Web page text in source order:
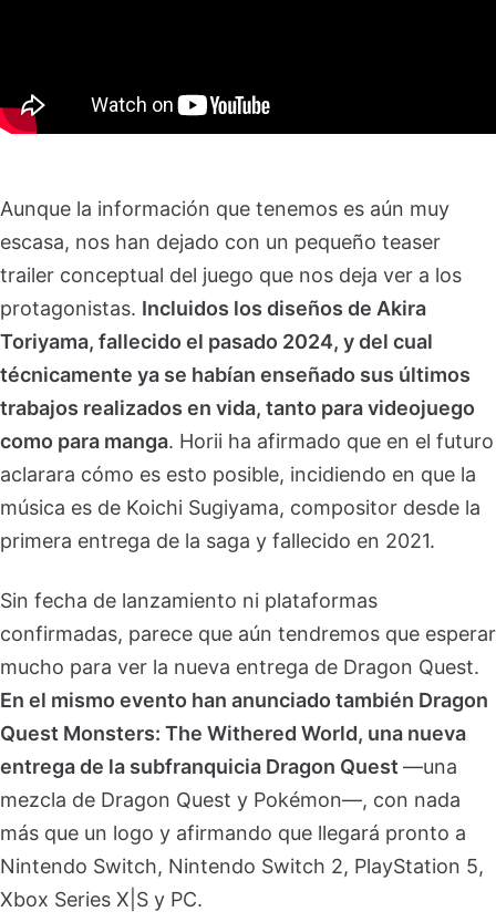
Aunque la información que tenemos es aún muy
escasa, nos han dejado con un pequeño teaser
trailer conceptual del juego que nos deja ver a los
protagonistas. Incluidos los diseños de Akira
Toriyama, fallecido el pasado 2024, y del cual
técnicamente ya se habían enseñado sus últimos
trabajos realizados en vida, tanto para videojuego
como para manga. Horii ha afirmado que en el futuro
aclarara cómo es esto posible, incidiendo en que la
música es de Koichi Sugiyama, compositor desde la
primera entrega de la saga y fallecido en 2021.
Sin fecha de lanzamiento ni plataformas
confirmadas, parece que aún tendremos que esperar
mucho para ver la nueva entrega de Dragon Quest.
En el mismo evento han anunciado también Dragon
Quest Monsters: The Withered World, una nueva
entrega de la subfranquicia Dragon Quest —una
mezcla de Dragon Quest y Pokémon—, con nada
más que un logo y afirmando que llegará pronto a
Nintendo Switch, Nintendo Switch 2, PlayStation 5,
Xbox Series X|S y PC.